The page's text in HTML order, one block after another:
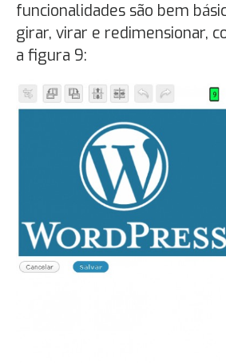
funcionalidades são bem
girar, virar e redimensionar,
a figura 9: